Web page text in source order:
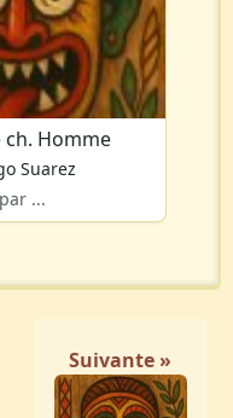
ch. Homme
Suarez
par ...
Suivante »